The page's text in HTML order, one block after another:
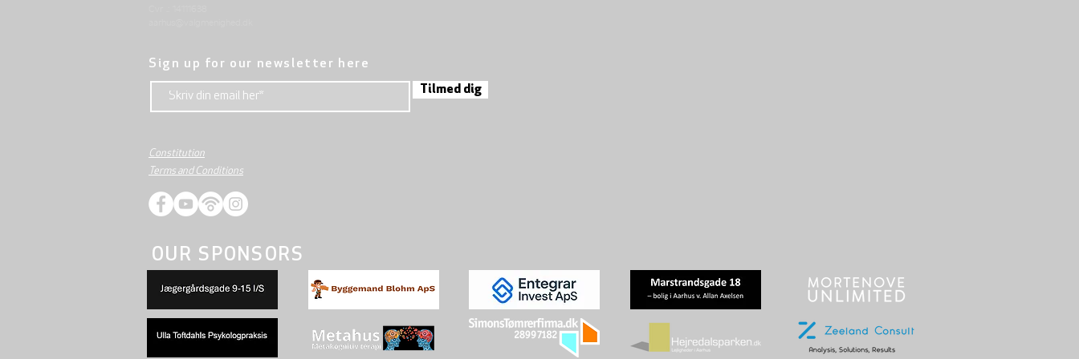
Sign up for our newsletter here
Tilmed dig
Constitution
Terms and Conditions
OUR SPONSORS